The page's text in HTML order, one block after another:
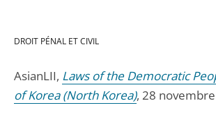
DROIT PÉNAL ET CIVIL
AsianLII, Laws of the Democratic
of Korea (North Korea), 28